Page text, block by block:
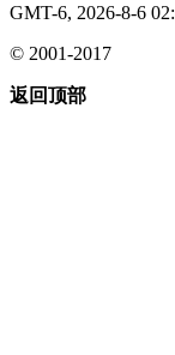
GMT-6, 2026-8-6
© 2001-2017
返回顶部